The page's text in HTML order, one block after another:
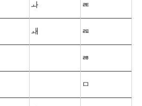
ㅘ ㄾ
ㅙ ㄿ
ㅀ
ㅁ